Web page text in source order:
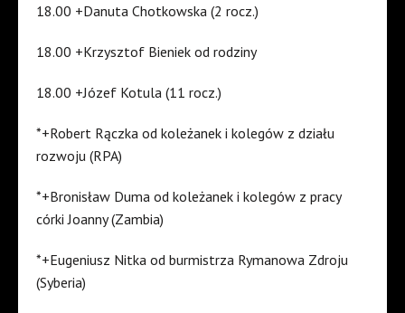
18.00 +Danuta Chotkowska (2 rocz.)
18.00 +Krzysztof Bieniek od rodziny
18.00 +Józef Kotula (11 rocz.)
*+Robert Rączka od koleżanek i kolegów z działu
rozwoju (RPA)
*+Bronisław Duma od koleżanek i kolegów z pracy
córki Joanny (Zambia)
*+Eugeniusz Nitka od burmistrza Rymanowa Zdroju
(Syberia)